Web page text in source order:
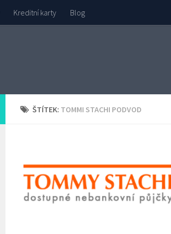
Kreditní karty Blog
ŠTÍTEK: TOMMI STACHI PODVOD